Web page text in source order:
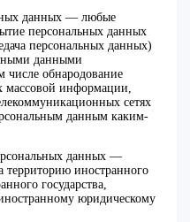
данных — любые
персональных данных
персональных данных)
данными
числе обнародование
массовой информации,
сетях
данным каким-
данных —
территорию иностранного
государства,
юридическому